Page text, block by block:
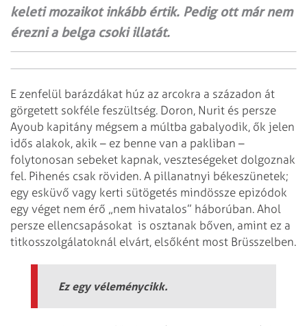
keleti mozaikot inkább értik. Pedig ott már nem
érezni a belga csoki illatát.
E zenfelül barázdákat húz az arcokra a századon át
görgetett sokféle feszültség. Doron, Nurit és persze
Ayoub kapitány mégsem a múltba gabalyodik, ők jelen
idős alakok, akik – ez benne van a pakliban –
folytonosan sebeket kapnak, veszteségeket dolgoznak
fel. Pihenés csak röviden. A pillanatnyi békeszünetek;
egy esküvő vagy kerti sütögetés mindössze epizódok
egy véget nem érő „nem hivatalos” háborúban. Ahol
persze ellencsapásokat is osztanak bőven, amint ez a
titkosszolgálatoknál elvárt, elsőként most Brüsszelben.
Ez egy véleménycikk.